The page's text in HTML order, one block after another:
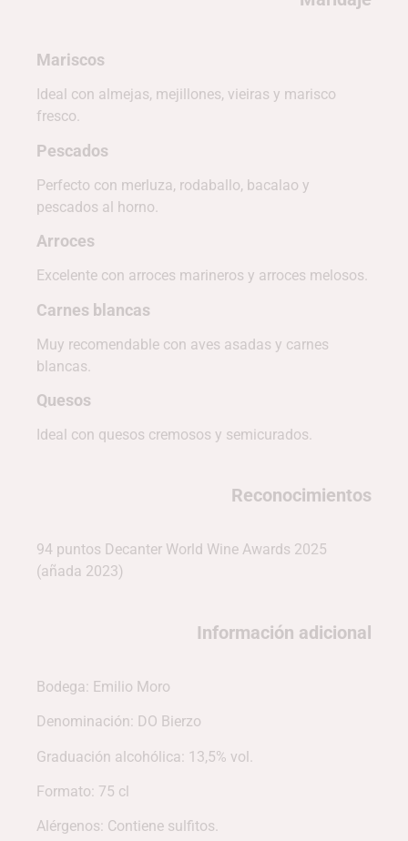
Mariscos
Ideal con almejas, mejillones, vieiras y marisco
fresco.
Pescados
Perfecto con merluza, rodaballo, bacalao y
pescados al horno.
Arroces
Excelente con arroces marineros y arroces melosos.
Carnes blancas
Muy recomendable con aves asadas y carnes
blancas.
Quesos
Ideal con quesos cremosos y semicurados.
Reconocimientos
94 puntos Decanter World Wine Awards 2025
(añada 2023)
Información adicional
Bodega: Emilio Moro
Denominación: DO Bierzo
Graduación alcohólica: 13,5% vol.
Formato: 75 cl
Alérgenos: Contiene sulfitos.